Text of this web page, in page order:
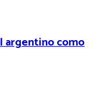
argentino como